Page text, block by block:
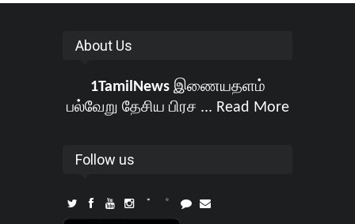
About Us
1TamilNewsஇணையதளம்
பல்வேறு தேசிய பிரச ... Read More
Follow us